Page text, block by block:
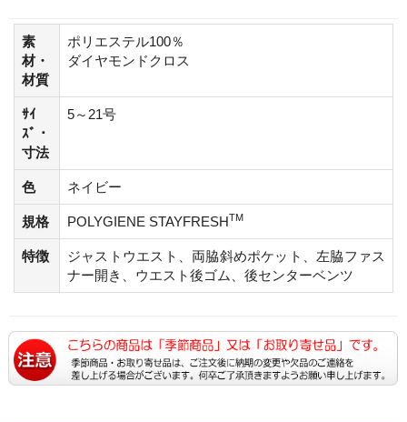
素
材・
材質
ポリエステル100％
ダイヤモンドクロス
ｻｲ
ｽﾞ・
寸法
5～21号
色 ネイビー
規格 POLYGIENE STAYFRESHTM
特徴
ジャストウエスト、両脇斜めポケット、左脇ファス
ナー開き、ウエスト後ゴム、後センターベンツ